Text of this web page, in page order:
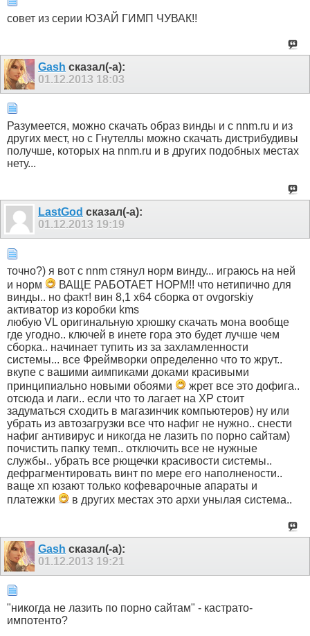
совет из серии ЮЗАЙ ГИМП ЧУВАК!!
Gash сказал(-а):
01.12.2013 18:03
Разумеется, можно скачать образ винды и с nnm.ru и из
других мест, но с Гнутеллы можно скачать дистрибудивы
получше, которых на nnm.ru и в других подобных местах
нету...
LastGod сказал(-а):
01.12.2013 19:19
точно?) я вот с nnm стянул норм винду... играюсь на ней
и норм
ВАЩЕ РАБОТАЕТ НОРМ!! что нетипично для
винды.. но факт! вин 8,1 x64 сборка от ovgorskiy
активатор из коробки kms
любую VL оригинальную хрюшку скачать мона вообще
где угодно.. ключей в инете гора это будет лучше чем
сборка.. начинает тупить из за захламленности
системы... все Фреймворки определенно что то жрут..
вкупе с вашими аимпиками доками красивыми
принципиально новыми обоями
жрет все это дофига..
отсюда и лаги.. если что то лагает на XP стоит
задуматься сходить в магазинчик компьютеров) ну или
убрать из автозагрузки все что нафиг не нужно.. снести
нафиг антивирус и никогда не лазить по порно сайтам)
почистить папку темп.. отключить все не нужные
службы.. убрать все рющечки красивости системы..
дефрагментировать винт по мере его наполнености..
ваще хп юзают только кофеварочные апараты и
платежки
в других местах это архи унылая система..
Gash сказал(-а):
01.12.2013 19:21
"никогда не лазить по порно сайтам" - кастрато-
импотенто?